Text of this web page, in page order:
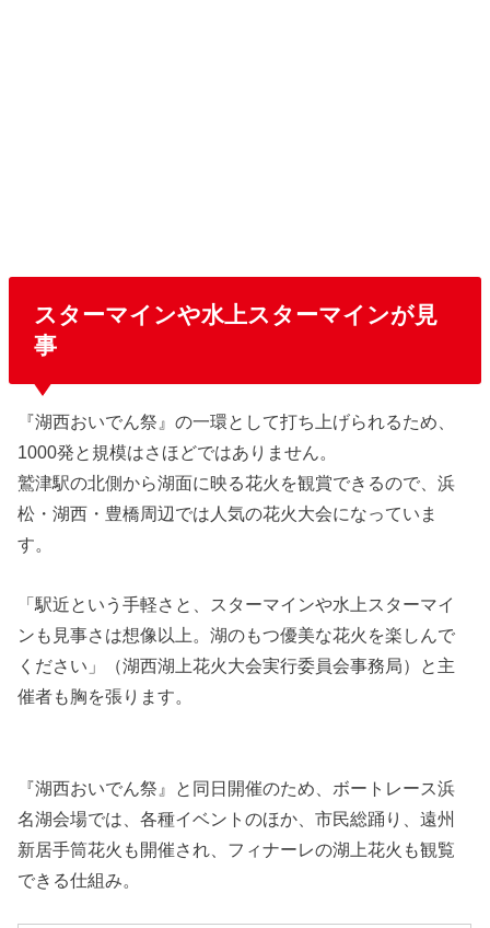
スターマインや水上スターマインが見
事
『湖西おいでん祭』の一環として打ち上げられるため、
1000発と規模はさほどではありません。
鷲津駅の北側から湖面に映る花火を観賞できるので、浜
松・湖西・豊橋周辺では人気の花火大会になっていま
す。
「駅近という手軽さと、スターマインや水上スターマイ
ンも見事さは想像以上。湖のもつ優美な花火を楽しんで
ください」（湖西湖上花火大会実行委員会事務局）と主
催者も胸を張ります。
『湖西おいでん祭』と同日開催のため、ボートレース浜
名湖会場では、各種イベントのほか、市民総踊り、遠州
新居手筒花火も開催され、フィナーレの湖上花火も観覧
できる仕組み。